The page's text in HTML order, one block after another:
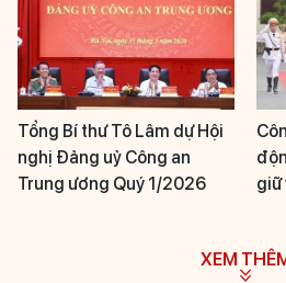
Tổng Bí thư Tô Lâm dự Hội
nghị Đảng uỷ Công an
Trung ương Quý 1/2026
giữ
XEM